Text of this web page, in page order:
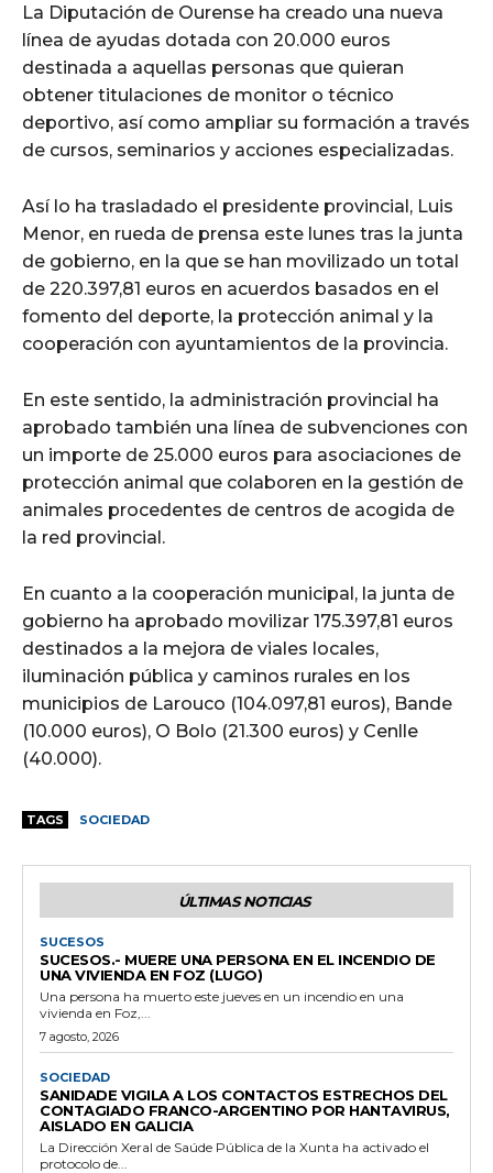
La Diputación de Ourense ha creado una nueva
línea de ayudas dotada con 20.000 euros
destinada a aquellas personas que quieran
obtener titulaciones de monitor o técnico
deportivo, así como ampliar su formación a través
de cursos, seminarios y acciones especializadas.
Así lo ha trasladado el presidente provincial, Luis
Menor, en rueda de prensa este lunes tras la junta
de gobierno, en la que se han movilizado un total
de 220.397,81 euros en acuerdos basados en el
fomento del deporte, la protección animal y la
cooperación con ayuntamientos de la provincia.
En este sentido, la administración provincial ha
aprobado también una línea de subvenciones con
un importe de 25.000 euros para asociaciones de
protección animal que colaboren en la gestión de
animales procedentes de centros de acogida de
la red provincial.
En cuanto a la cooperación municipal, la junta de
gobierno ha aprobado movilizar 175.397,81 euros
destinados a la mejora de viales locales,
iluminación pública y caminos rurales en los
municipios de Larouco (104.097,81 euros), Bande
(10.000 euros), O Bolo (21.300 euros) y Cenlle
(40.000).
TAGS SOCIEDAD
ÚLTIMAS NOTICIAS
SUCESOS
SUCESOS.- MUERE UNA PERSONA EN EL INCENDIO DE
UNA VIVIENDA EN FOZ (LUGO)
Una persona ha muerto este jueves en un incendio en una
vivienda en Foz,...
7 agosto, 2026
SOCIEDAD
SANIDADE VIGILA A LOS CONTACTOS ESTRECHOS DEL
CONTAGIADO FRANCO-ARGENTINO POR HANTAVIRUS,
AISLADO EN GALICIA
La Dirección Xeral de Saúde Pública de la Xunta ha activado el
protocolo de...